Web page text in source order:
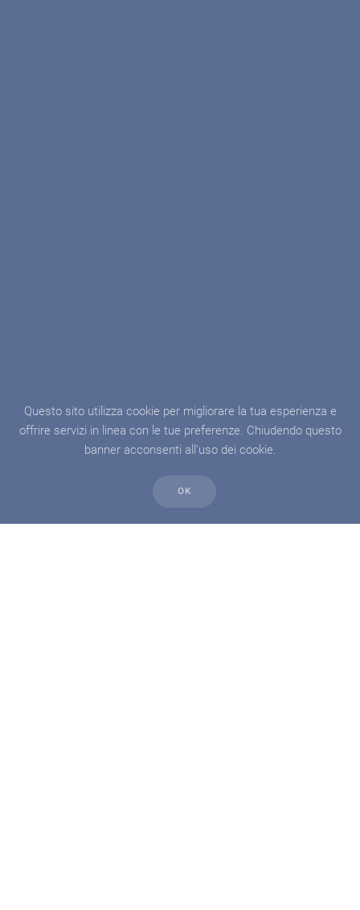
Questo sito utilizza cookie per migliorare la tua esperienza e
offrire servizi in linea con le tue preferenze. Chiudendo questo
banner acconsenti all'uso dei cookie.
OK